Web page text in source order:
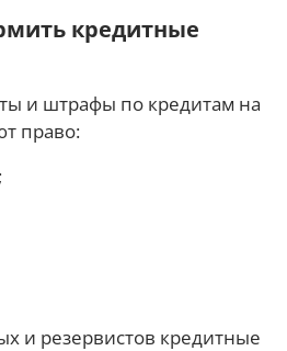
кредитные
и штрафы по кредитам на
право:
и резервистов кредитные